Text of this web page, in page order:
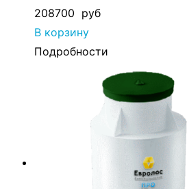
208700 руб
В корзину
Подробности